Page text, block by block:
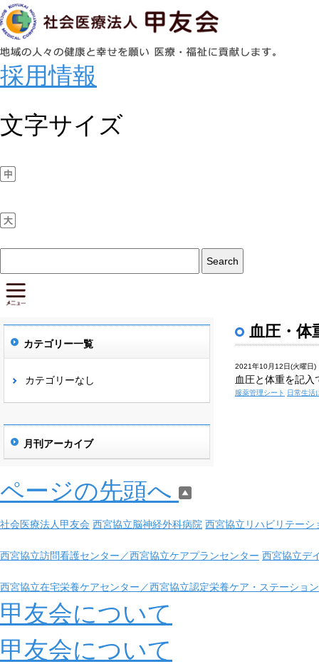
採用情報
文字サイズ
血圧・体
2021年10月12日(火曜日)
血圧と体重を記
服薬管理シート 日常生活
カテゴリー一覧
カテゴリーなし
月刊アーカイブ
ページの先頭へ
社会医療法人甲友会 西宮協立脳神経外科病院 西宮協立リハビリテーシ
西宮協立訪問看護センター／西宮協立ケアプランセンター 西宮協立デ
西宮協立在宅栄養ケアセンター／西宮協立認定栄養ケア・ステーション
甲友会について
甲友会について